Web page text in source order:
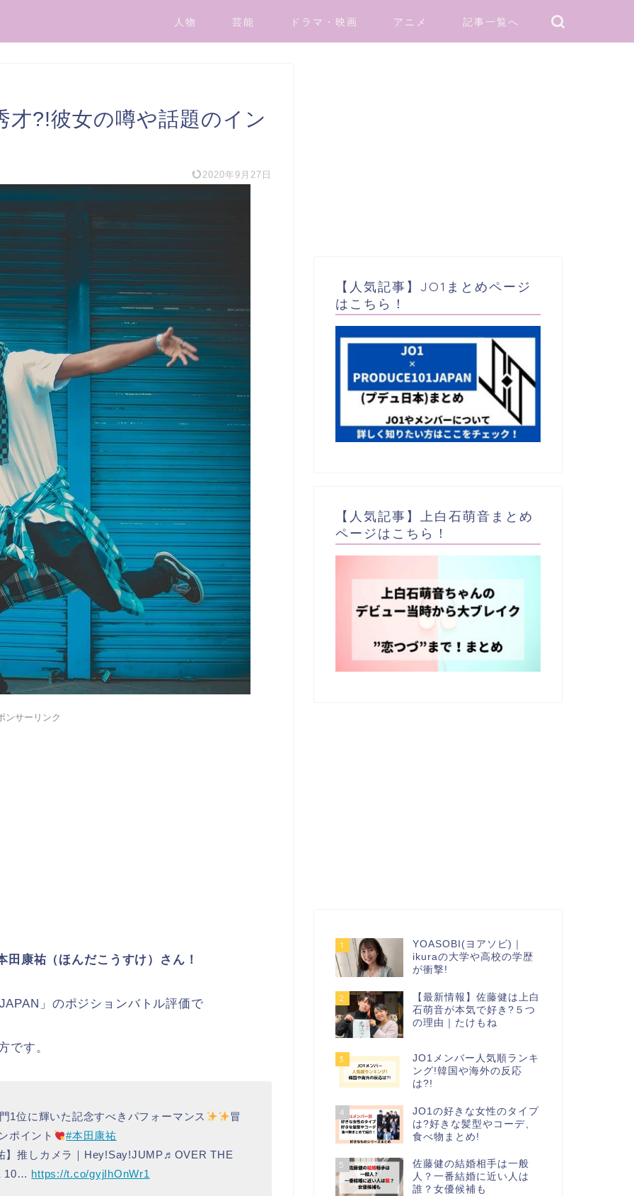
人物 芸能 ドラマ・映画 アニメ 記事一覧へ
才?!彼女の噂や話題のイン
2020年9月27日
ンサーリンク
田康祐（ほんだこうすけ）さん！
」のポジションバトル評価で
です。
1位に輝いた記念すべきパフォーマンス
冒
ポイント
#本田康祐
】推しカメラ｜Hey!Say!JUMP♬OVER THE
10… https://t.co/gyjIhOnWr1
【人気記事】JO1まとめページ
はこちら！
【人気記事】上白石萌音まとめ
ページはこちら！
1
YOASOBI(ヨアソビ)｜
ikuraの大学や高校の学歴
が衝撃!
2
【最新情報】佐藤健は上白
石萌音が本気で好き?５つ
の理由｜たけもね
3
JO1メンバー人気順ランキ
ング!韓国や海外の反応
は?!
4
JO1の好きな女性のタイプ
は?好きな髪型やコーデ、
食べ物まとめ!
5
佐藤健の結婚相手は一般
人？一番結婚に近い人は
誰？女優候補も